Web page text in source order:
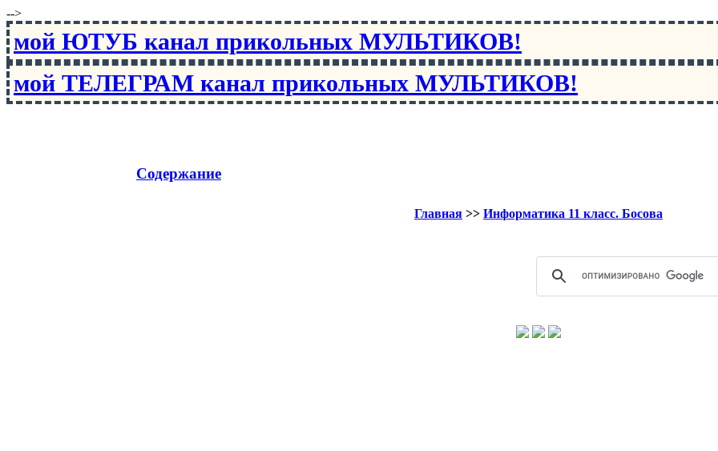
-->
мой ЮТУБ канал прикольных МУЛЬТИКОВ!
мой ТЕЛЕГРАМ канал прикольных МУЛЬТИКОВ!
Содержание
Главная >> Информатика 11 класс. Босова